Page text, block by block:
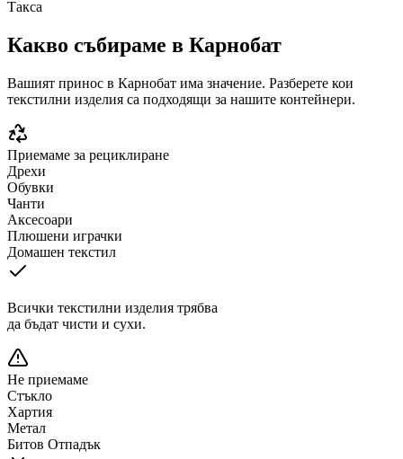
Такса
Какво събираме в Карнобат
Вашият принос в Карнобат има значение. Разберете кои
текстилни изделия са подходящи за нашите контейнери.
Приемаме за рециклиране
Дрехи
Обувки
Чанти
Аксесоари
Плюшени играчки
Домашен текстил
Всички текстилни изделия трябва
да бъдат чисти и сухи.
Не приемаме
Стъкло
Хартия
Метал
Битов Отпадък